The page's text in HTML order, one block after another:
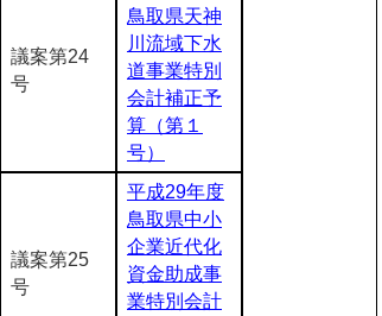
議案第24
号
鳥取県天神
川流域下水
道事業特別
会計補正予
算（第１
号）
議案第25
号
平成29年度
鳥取県中小
企業近代化
資金助成事
業特別会計